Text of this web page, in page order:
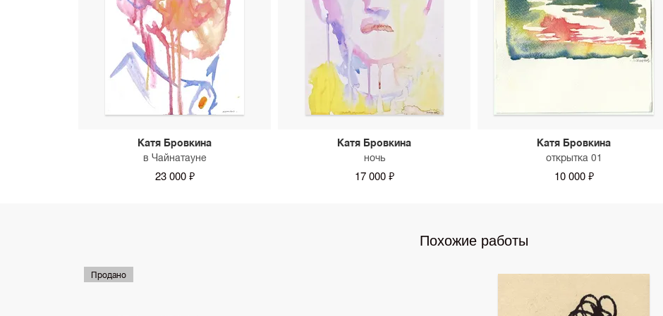
Катя Бровкина
в Чайнатауне
23 000 ₽
Катя Бровкина
ночь
17 000 ₽
Катя Бровкина
открытка 01
10 000 ₽
Похожие работы
Продано